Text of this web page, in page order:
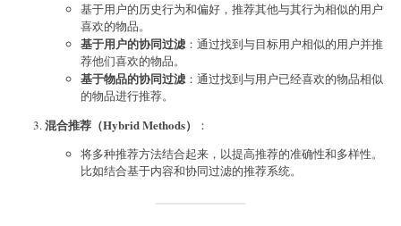
基于用户的历史行为和偏好，推荐其他与其行为相似的用户
喜欢的物品。
基于用户的协同过滤：通过找到与目标用户相似的用户并推
荐他们喜欢的物品。
基于物品的协同过滤：通过找到与用户已经喜欢的物品相似
的物品进行推荐。
混合推荐（Hybrid Methods）
：
将多种推荐方法结合起来，以提高推荐的准确性和多样性。
比如结合基于内容和协同过滤的推荐系统。